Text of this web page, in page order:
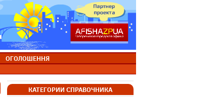
ОГОЛОШЕННЯ
КАТЕГОРИИ СПРАВОЧНИКА